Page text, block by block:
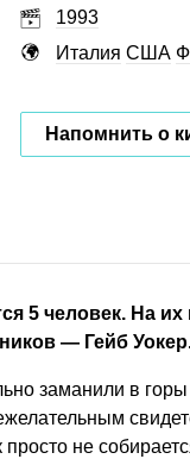
1993
Италия США
Напомнить о
5 человек. На их
— Гейб
заманили в
не